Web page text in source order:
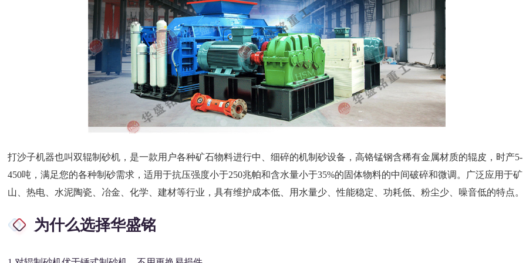
打沙子机器也叫双辊制砂机，是一款用户各种矿石物料进行中、细碎的机制砂设备，高铬锰钢含稀有金属材质的辊皮，时产5-
450吨，满足您的各种制砂需求，适用于抗压强度小于250兆帕和含水量小于35%的固体物料的中间破碎和微调。广泛应用于矿
山、热电、水泥陶瓷、冶金、化学、建材等行业，具有维护成本低、用水量少、性能稳定、功耗低、粉尘少、噪音低的特点。
为什么选择华盛铭